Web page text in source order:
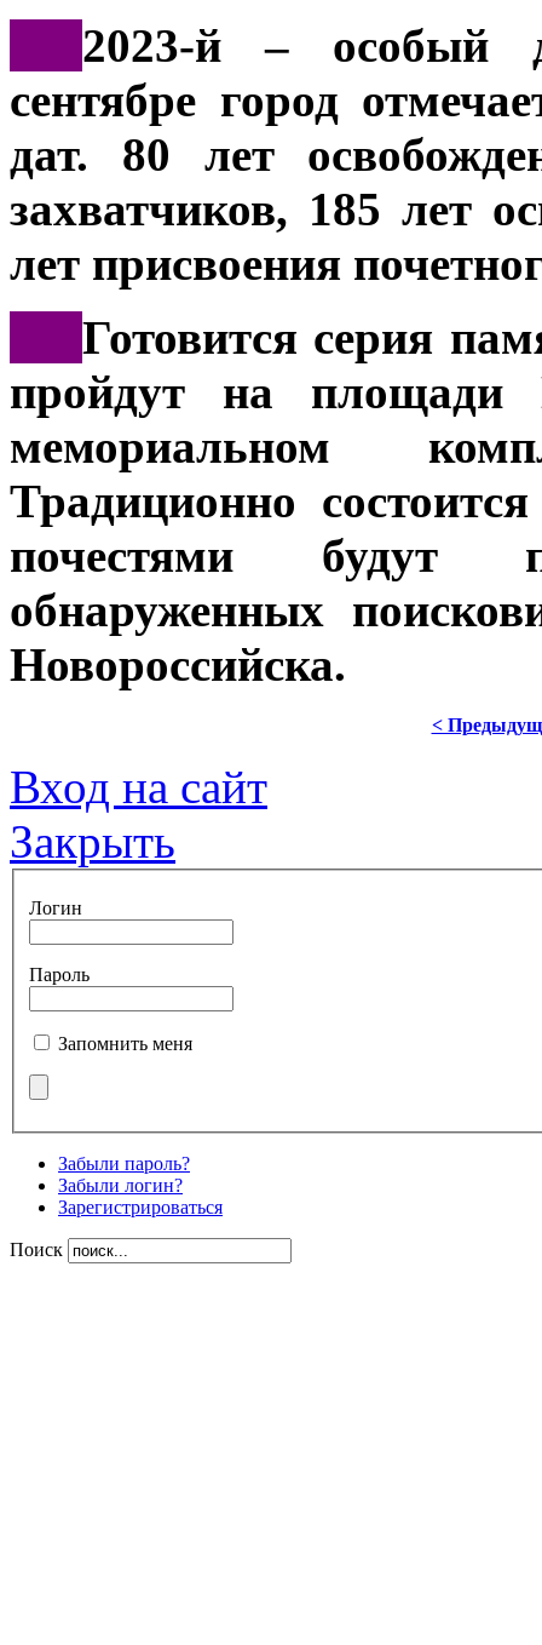
2023-й – особый
сентябре город
дат. 80 лет
захватчиков, 185 лет
лет присвоения
Готовится серия
пройдут на площади
мемориальном
Традиционно
почестями будут
обнаруженных
Новороссийска.
<
Вход на сайт
Закрыть
Логин
Пароль
Запомнить меня
Забыли пароль?
Забыли логин?
Зарегистрироваться
Поиск